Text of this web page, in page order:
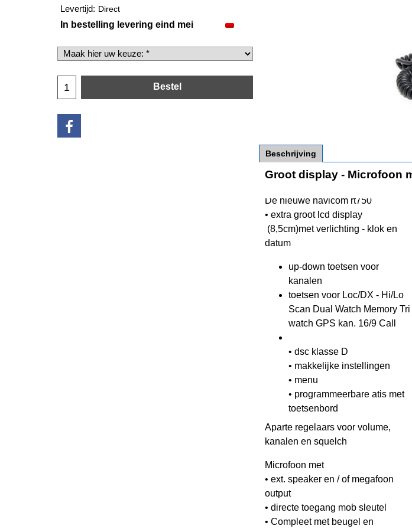
Levertijd: Direct
In bestelling levering eind mei
Bestel
Beschrijving
Groot display - Microfoon
De nieuwe navicom rt750
• extra groot lcd display
(8,5cm)met verlichting - klok en
datum
up-down toetsen voor
kanalen
toetsen voor Loc/DX - Hi/Lo
Scan Dual Watch Memory Tri
watch GPS kan. 16/9 Call
• dsc klasse D
• makkelijke instellingen
• menu
• programmeerbare atis met
toetsenbord
Aparte regelaars voor volume,
kanalen en squelch
Microfoon met
• ext. speaker en / of megafoon
output
• directe toegang mob sleutel
• Compleet met beugel en